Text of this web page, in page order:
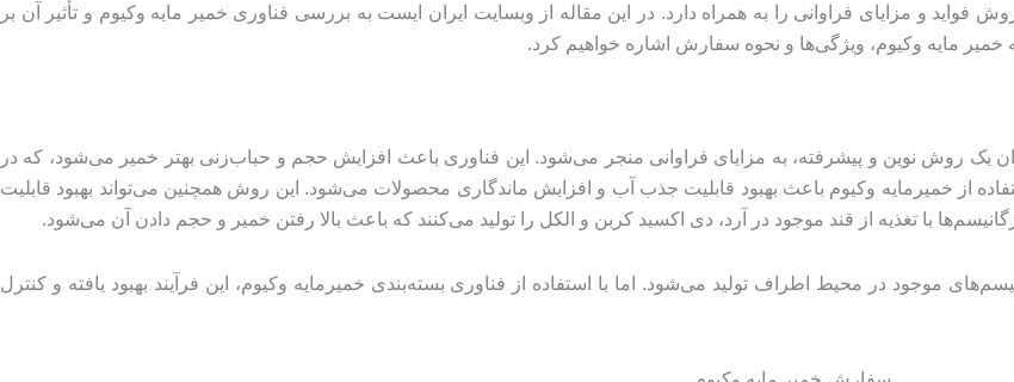
و مزایای فراوانی را به همراه دارد. در این مقاله از وبسایت ایران ایست به بررسی فناوری خمیر مایه وکیوم و تأثیر آن بر
مایه وکیوم، ویژگی‌ها و نحوه سفارش اشاره خواهیم کرد.
یک روش نوین و پیشرفته، به مزایای فراوانی منجر می‌شود. این فناوری باعث افزایش حجم و حباب‌زنی بهتر خمیر می‌شود، که در
از خمیرمایه وکیوم باعث بهبود قابلیت جذب آب و افزایش ماندگاری محصولات می‌شود. این روش همچنین می‌تواند بهبود قابلیت
با تغذیه از قند موجود در آرد، دی اکسید کربن و الکل را تولید می‌کنند که باعث بالا رفتن خمیر و حجم دادن آن می‌شود.
موجود در محیط اطراف تولید می‌شود. اما با استفاده از فناوری بسته‌بندی خمیرمایه وکیوم، این فرآیند بهبود یافته و کنترل